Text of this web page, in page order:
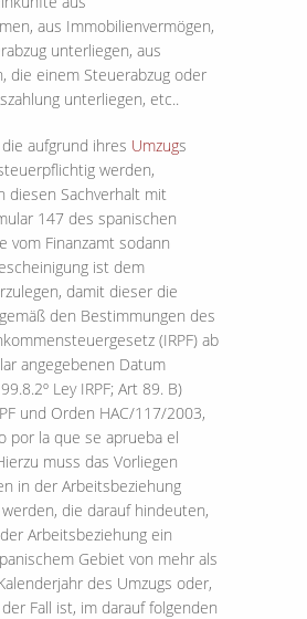
aus Immobilienvermögen,
unterliegen, aus
die einem Steuerabzug oder
unterliegen, etc..
aufgrund ihres Umzugs
werden,
diesen Sachverhalt mit
147 des spanischen
vom Finanzamt sodann
ist dem
damit dieser die
den Bestimmungen des
(IRPF) ab
angegebenen Datum
Ley IRPF; Art 89. B)
und Orden HAC/117/2003,
por la que se aprueba el
muss das Vorliegen
in der Arbeitsbeziehung
die darauf hindeuten,
Arbeitsbeziehung ein
Gebiet von mehr als
des Umzugs oder,
Fall ist, im darauf folgenden